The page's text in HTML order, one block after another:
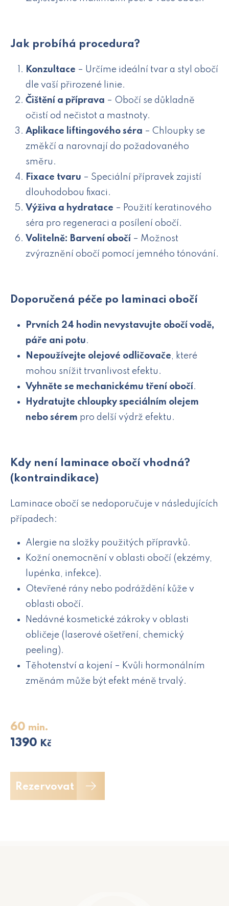
Jak probíhá procedura?
Konzultace – Určíme ideální tvar a styl obočí
dle vaší přirozené linie.
Čištění a příprava – Obočí se důkladně
očistí od nečistot a mastnoty.
Aplikace liftingového séra – Chloupky se
změkčí a narovnají do požadovaného
směru.
Fixace tvaru – Speciální přípravek zajistí
dlouhodobou fixaci.
Výživa a hydratace – Použití keratinového
séra pro regeneraci a posílení obočí.
Volitelně: Barvení obočí – Možnost
zvýraznění obočí pomocí jemného tónování.
Doporučená péče po laminaci obočí
Prvních 24 hodin nevystavujte obočí vodě,
páře ani potu.
Nepoužívejte olejové odličovače, které
mohou snížit trvanlivost efektu.
Vyhněte se mechanickému tření obočí.
Hydratujte chloupky speciálním olejem
nebo sérem pro delší výdrž efektu.
Kdy není laminace obočí vhodná?
(kontraindikace)
Laminace obočí se nedoporučuje v následujících
případech:
Alergie na složky použitých přípravků.
Kožní onemocnění v oblasti obočí (ekzémy,
lupénka, infekce).
Otevřené rány nebo podráždění kůže v
oblasti obočí.
Nedávné kosmetické zákroky v oblasti
obličeje (laserové ošetření, chemický
peeling).
Těhotenství a kojení – Kvůli hormonálním
změnám může být efekt méně trvalý.
60 min.
1390 Kč
Rezervovat